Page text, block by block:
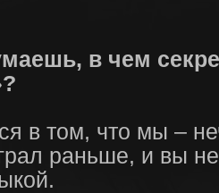
в чем
в том, что мы –
раньше, и вы